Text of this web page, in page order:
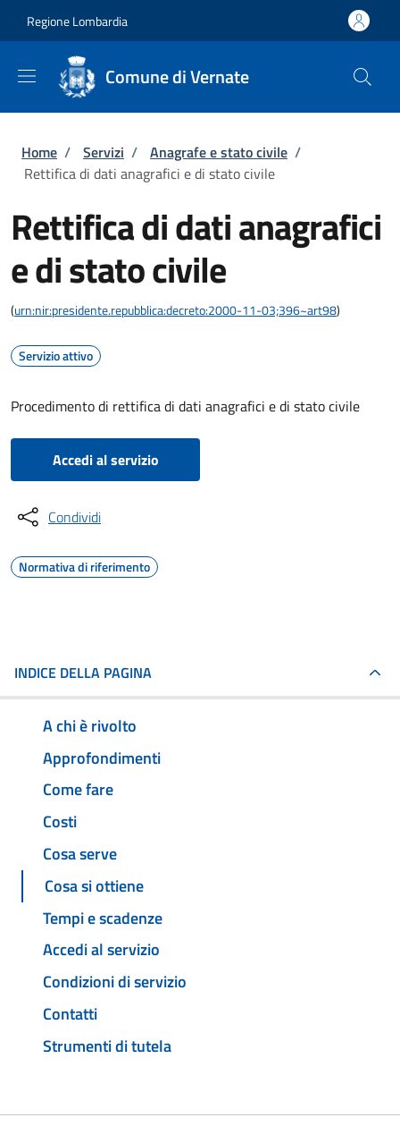
Regione Lombardia
Comune di Vernate
Briciole di pane
Home / Servizi / Anagrafe e stato civile /
Rettifica di dati anagrafici e di stato civile
Rettifica di dati anagrafici
e di stato civile
(urn:nir:presidente.repubblica:decreto:2000-11-03;396~art98)
Servizio attivo
Procedimento di rettifica di dati anagrafici e di stato civile
Accedi al servizio
Condividi
Normativa di riferimento
INDICE DELLA PAGINA
A chi è rivolto
Approfondimenti
Come fare
Costi
Cosa serve
Cosa si ottiene
Tempi e scadenze
Accedi al servizio
Condizioni di servizio
Contatti
Strumenti di tutela